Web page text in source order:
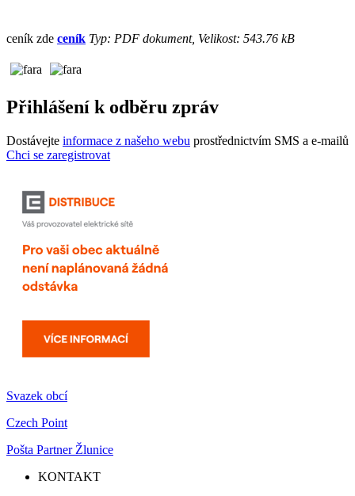
ceník zde ceník Typ: PDF dokument, Velikost: 543.76 kB
Přihlášení k odběru zpráv
Dostávejte informace z našeho webu prostřednictvím SMS a e-mailů
Chci se zaregistrovat
Svazek obcí
Czech Point
Pošta Partner Žlunice
KONTAKT